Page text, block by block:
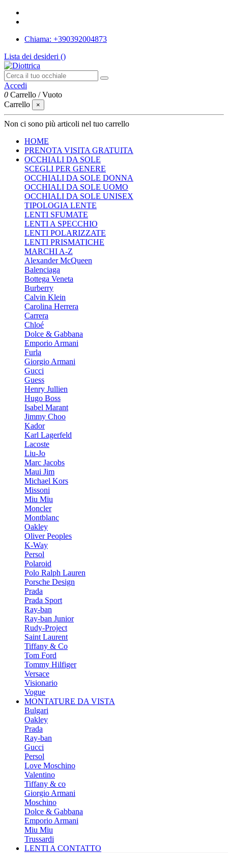
Chiama: +390392004873
Lista dei desideri ()
Accedi
0 Carrello /Vuoto
Carrello
×
Non ci sono più articoli nel tuo carrello
HOME
PRENOTA VISITA GRATUITA
OCCHIALI DA SOLE
SCEGLI PER GENERE
OCCHIALI DA SOLE DONNA
OCCHIALI DA SOLE UOMO
OCCHIALI DA SOLE UNISEX
TIPOLOGIA LENTE
LENTI SFUMATE
LENTI A SPECCHIO
LENTI POLARIZZATE
LENTI PRISMATICHE
MARCHI A-Z
Alexander McQueen
Balenciaga
Bottega Veneta
Burberry
Calvin Klein
Carolina Herrera
Carrera
Chloé
Dolce & Gabbana
Emporio Armani
Furla
Giorgio Armani
Gucci
Guess
Henry Jullien
Hugo Boss
Isabel Marant
Jimmy Choo
Kador
Karl Lagerfeld
Lacoste
Liu-Jo
Marc Jacobs
Maui Jim
Michael Kors
Missoni
Miu Miu
Moncler
Montblanc
Oakley
Oliver Peoples
K-Way
Persol
Polaroid
Polo Ralph Lauren
Porsche Design
Prada
Prada Sport
Ray-ban
Ray-ban Junior
Rudy-Project
Saint Laurent
Tiffany & Co
Tom Ford
Tommy Hilfiger
Versace
Visionario
Vogue
MONTATURE DA VISTA
Bulgari
Oakley
Prada
Ray-ban
Gucci
Persol
Love Moschino
Valentino
Tiffany & co
Giorgio Armani
Moschino
Dolce & Gabbana
Emporio Armani
Miu Miu
Trussardi
LENTI A CONTATTO